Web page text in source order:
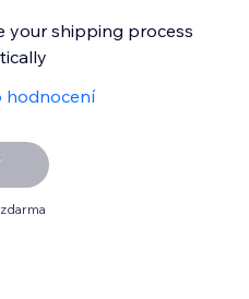
your shipping process
hodnocení